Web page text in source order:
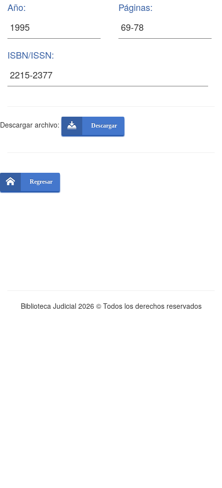
Año: Páginas:
ISBN/ISSN:
Descargar archivo: Descargar
Regresar
Biblioteca Judicial 2026 © Todos los derechos reservados